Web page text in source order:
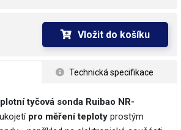
Vložit do košíku
Technická specifikace
tyčová sonda Ruibao NR-
pro měření teploty prostým